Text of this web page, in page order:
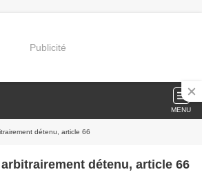
Publicité
MENU
détenu, article 66
détenu, article 66